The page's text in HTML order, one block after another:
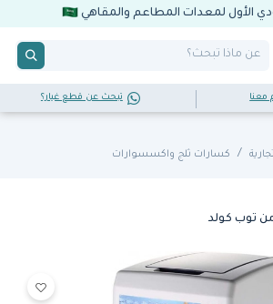
الأول لمعدات المطاعم والمقاهي
معنا تبحث عن قطع غيار؟
كسارات ثلج واكسسوارات